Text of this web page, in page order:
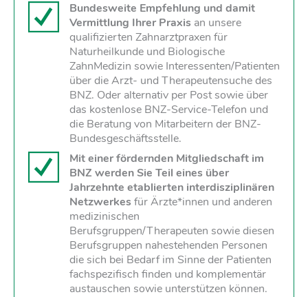
Bundesweite Empfehlung und damit
Vermittlung Ihrer Praxis an unsere
qualifizierten Zahnarztpraxen für
Naturheilkunde und Biologische
ZahnMedizin sowie Interessenten/Patienten
über die Arzt- und Therapeutensuche des
BNZ. Oder alternativ per Post sowie über
das kostenlose BNZ-Service-Telefon und
die Beratung von Mitarbeitern der BNZ-
Bundesgeschäftsstelle.
Mit einer fördernden Mitgliedschaft im
BNZ werden Sie Teil eines über
Jahrzehnte etablierten interdisziplinären
Netzwerkes für Ärzte*innen und anderen
medizinischen
Berufsgruppen/Therapeuten sowie diesen
Berufsgruppen nahestehenden Personen
die sich bei Bedarf im Sinne der Patienten
fachspezifisch finden und komplementär
austauschen sowie unterstützen können.